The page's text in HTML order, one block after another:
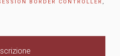
BORDER CONTROLLER ,